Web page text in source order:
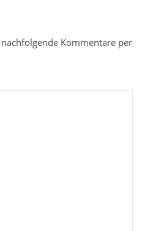
Kommentare per